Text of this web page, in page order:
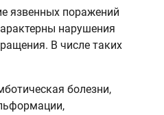
язвенных поражений
нарушения
В числе таких
болезни,